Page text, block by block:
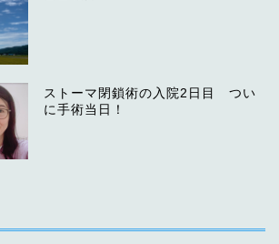
ストーマ閉鎖術の入院2日目 つい
に手術当日！